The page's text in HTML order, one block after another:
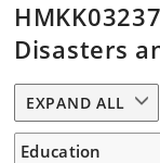
Disasters
EXPAND ALL
Education